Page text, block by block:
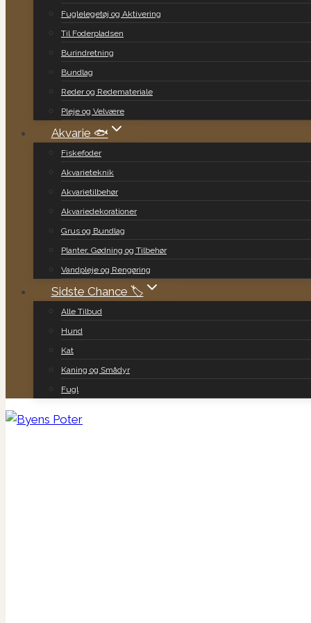
Fuglelegetøj og Aktivering
Til Foderpladsen
Burindretning
Bundlag
Reder og Redemateriale
Pleje og Velvære
Akvarie 🐟
Fiskefoder
Akvarieteknik
Akvarietilbehør
Akvariedekorationer
Grus og Bundlag
Planter, Gødning og Tilbehør
Vandpleje og Rengøring
Sidste Chance 🏷️
Alle Tilbud
Hund
Kat
Kaning og Smådyr
Fugl